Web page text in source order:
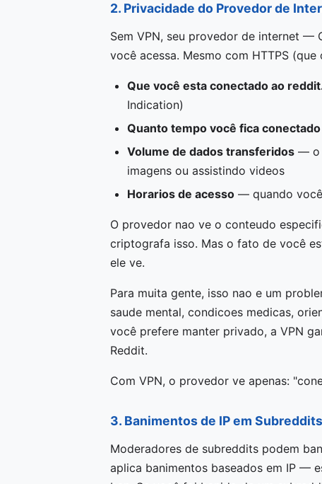
2. Privacidade do Provedor de
Sem VPN, seu provedor de internet —
você acessa. Mesmo com HTTPS
Que você esta conectado ao
Indication)
Quanto tempo você fica conectado
Volume de dados transferidos — o
imagens ou assistindo videos
Horarios de acesso — quando
O provedor nao ve o conteudo
criptografa isso. Mas o fato de você
ele ve.
Para muita gente, isso nao e um
saude mental, condicoes medicas,
você prefere manter privado, a VPN
Reddit.
Com VPN, o provedor ve apenas:
3. Banimentos de IP em Subreddits
Moderadores de subreddits podem
aplica banimentos baseados em IP —